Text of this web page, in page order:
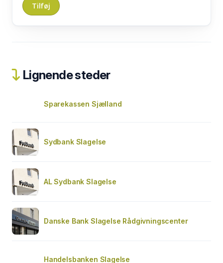
Lignende steder
Sparekassen Sjælland
Sydbank Slagelse
AL Sydbank Slagelse
Danske Bank Slagelse Rådgivningscenter
Handelsbanken Slagelse